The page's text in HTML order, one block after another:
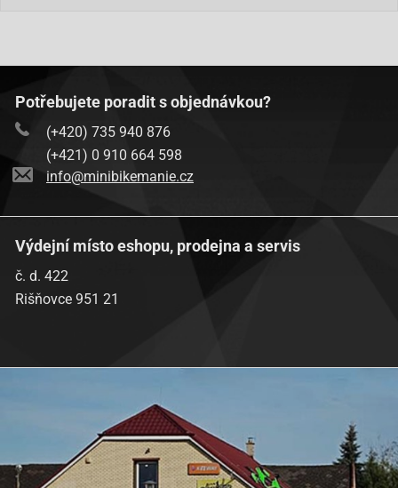
Potřebujete poradit s objednávkou?
(+420) 735 940 876
(+421) 0 910 664 598
info@minibikemanie.cz
Výdejní místo eshopu, prodejna a servis
č. d. 422
Rišňovce 951 21